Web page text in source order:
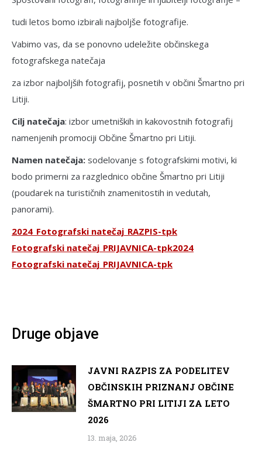
tudi letos bomo izbirali najboljše fotografije.
Vabimo vas, da se ponovno udeležite občinskega
fotografskega natečaja
za izbor najboljših fotografij, posnetih v občini Šmartno pri
Litiji.
Cilj natečaja: izbor umetniških in kakovostnih fotografij
namenjenih promociji Občine Šmartno pri Litiji.
Namen natečaja: sodelovanje s fotografskimi motivi, ki
bodo primerni za razglednico občine Šmartno pri Litiji
(poudarek na turističnih znamenitostih in vedutah,
panorami).
2024_Fotografski natečaj_RAZPIS-tpk
Fotografski natečaj_PRIJAVNICA-tpk2024
Fotografski natečaj_PRIJAVNICA-tpk
Druge objave
JAVNI RAZPIS ZA PODELITEV
OBČINSKIH PRIZNANJ OBČINE
ŠMARTNO PRI LITIJI ZA LETO
2026
13. maja, 2026